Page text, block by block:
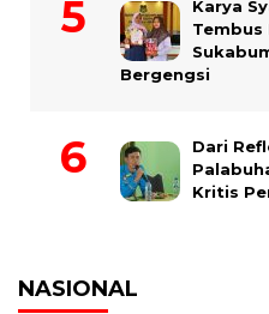
Karya
Tembus
Bergengsi
Dari
Kritis
NASIONAL